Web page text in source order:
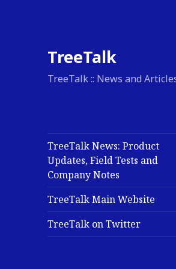
TreeTalk
TreeTalk :: News and
TreeTalk News: Product
Updates, Field Tests and
Company Notes
TreeTalk Main Website
TreeTalk on Twitter